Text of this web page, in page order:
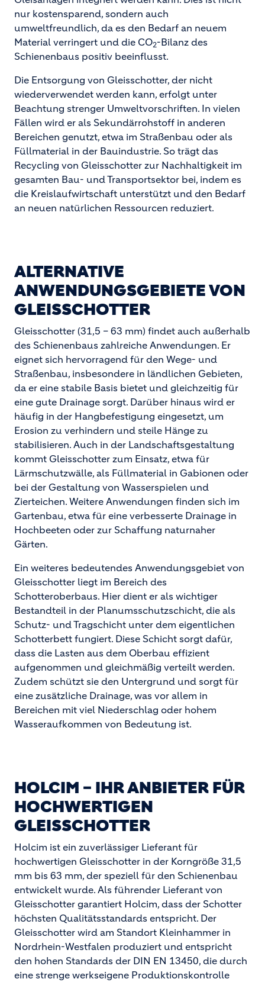
nur kostensparend, sondern auch
umweltfreundlich, da es den Bedarf an neuem
Material verringert und die CO2-Bilanz des
Schienenbaus positiv beeinflusst.
Die Entsorgung von Gleisschotter, der nicht
wiederverwendet werden kann, erfolgt unter
Beachtung strenger Umweltvorschriften. In vielen
Fällen wird er als Sekundärrohstoff in anderen
Bereichen genutzt, etwa im Straßenbau oder als
Füllmaterial in der Bauindustrie. So trägt das
Recycling von Gleisschotter zur Nachhaltigkeit im
gesamten Bau- und Transportsektor bei, indem es
die Kreislaufwirtschaft unterstützt und den Bedarf
an neuen natürlichen Ressourcen reduziert.
ALTERNATIVE
ANWENDUNGSGEBIETE VON
GLEISSCHOTTER
Gleisschotter (31,5 – 63 mm) findet auch außerhalb
des Schienenbaus zahlreiche Anwendungen. Er
eignet sich hervorragend für den Wege- und
Straßenbau, insbesondere in ländlichen Gebieten,
da er eine stabile Basis bietet und gleichzeitig für
eine gute Drainage sorgt. Darüber hinaus wird er
häufig in der Hangbefestigung eingesetzt, um
Erosion zu verhindern und steile Hänge zu
stabilisieren. Auch in der Landschaftsgestaltung
kommt Gleisschotter zum Einsatz, etwa für
Lärmschutzwälle, als Füllmaterial in Gabionen oder
bei der Gestaltung von Wasserspielen und
Zierteichen. Weitere Anwendungen finden sich im
Gartenbau, etwa für eine verbesserte Drainage in
Hochbeeten oder zur Schaffung naturnaher
Gärten.
Ein weiteres bedeutendes Anwendungsgebiet von
Gleisschotter liegt im Bereich des
Schotteroberbaus. Hier dient er als wichtiger
Bestandteil in der Planumsschutzschicht, die als
Schutz- und Tragschicht unter dem eigentlichen
Schotterbett fungiert. Diese Schicht sorgt dafür,
dass die Lasten aus dem Oberbau effizient
aufgenommen und gleichmäßig verteilt werden.
Zudem schützt sie den Untergrund und sorgt für
eine zusätzliche Drainage, was vor allem in
Bereichen mit viel Niederschlag oder hohem
Wasseraufkommen von Bedeutung ist.
HOLCIM – IHR ANBIETER FÜR
HOCHWERTIGEN
GLEISSCHOTTER
Holcim ist ein zuverlässiger Lieferant für
hochwertigen Gleisschotter in der Korngröße 31,5
mm bis 63 mm, der speziell für den Schienenbau
entwickelt wurde. Als führender Lieferant von
Gleisschotter garantiert Holcim, dass der Schotter
höchsten Qualitätsstandards entspricht. Der
Gleisschotter wird am Standort Kleinhammer in
Nordrhein-Westfalen produziert und entspricht
den hohen Standards der DIN EN 13450, die durch
eine strenge werkseigene Produktionskontrolle